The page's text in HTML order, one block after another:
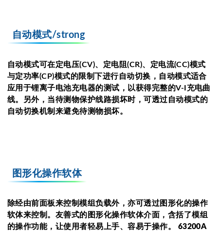
自动模式/strong
自动模式可在定电压(CV)、定电阻(CR)、定电流(CC)模式
与定功率(CP)模式的限制下进行自动切换，自动模式适合
应用于锂离子电池充电器的测试，以获得完整的V-I充电曲
线。另外，当待测物保护线路损坏时，可透过自动模式的
自动切换机制来避免待测物损坏。
图形化操作软体
除经由前面板来控制模组负载外，亦可透过图形化的操作
软体来控制。友善式的图形化操作软体介面，含括了模组
的操作功能，让使用者轻易上手、容易于操作。 63200A